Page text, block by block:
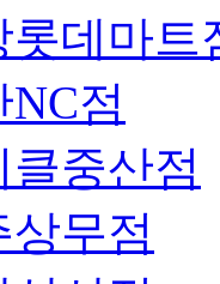
롯데마트
점
클중산점
상무점